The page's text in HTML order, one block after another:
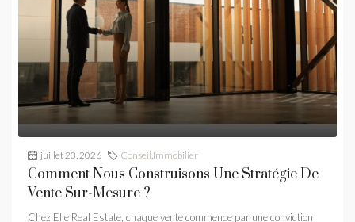
juillet 23, 2026 Conseil,Immobilier
Comment Nous Construisons Une Stratégie De
Vente Sur-Mesure ?
Chez Elle Real Estate, chaque vente commence par une conviction